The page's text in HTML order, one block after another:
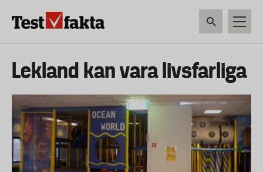
Huvudmeny
ny
Lekland kan vara livsfarliga